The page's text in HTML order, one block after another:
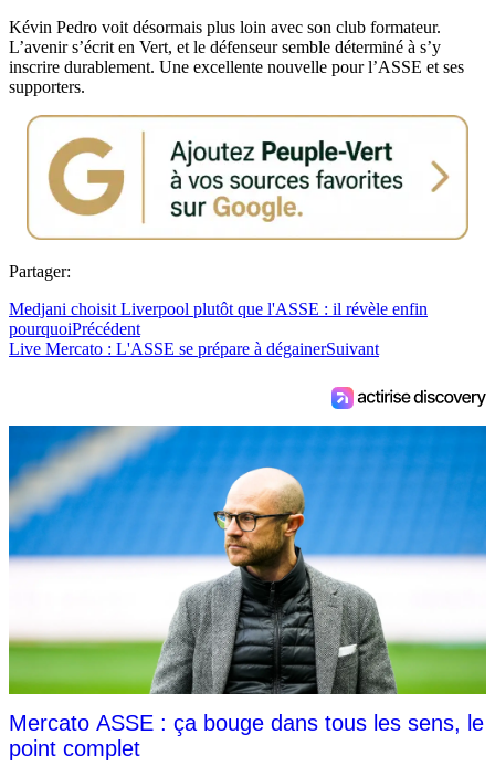
Kévin Pedro voit désormais plus loin avec son club formateur.
L’avenir s’écrit en Vert, et le défenseur semble déterminé à s’y
inscrire durablement. Une excellente nouvelle pour l’ASSE et ses
supporters.
Partager:
Medjani choisit Liverpool plutôt que l'ASSE : il révèle enfin
pourquoiPrécédent
Live Mercato : L'ASSE se prépare à dégainerSuivant
Mercato ASSE : ça bouge dans tous les sens, le
point complet